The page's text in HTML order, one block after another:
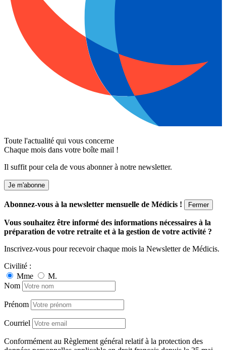
Toute l'actualité qui vous concerne
Chaque mois dans votre boîte mail !
Il suffit pour cela de vous abonner à notre newsletter.
Je m'abonne
Abonnez-vous à la newsletter mensuelle de Médicis ! Fermer
Vous souhaitez être informé des informations nécessaires à la
préparation de votre retraite et à la gestion de votre activité ?
Inscrivez-vous pour recevoir chaque mois la Newsletter de Médicis.
Civilité :
Mme
M.
Nom
Prénom
Courriel
Conformément au Règlement général relatif à la protection des